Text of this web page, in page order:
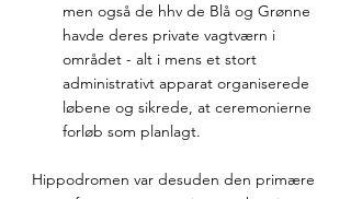
men også de hhv de Blå og Grønne
havde deres private vagtværn i
området - alt i mens et stort
administrativt apparat organiserede
løbene og sikrede, at ceremonierne
forløb som planlagt.
Hippodromen var desuden den primære